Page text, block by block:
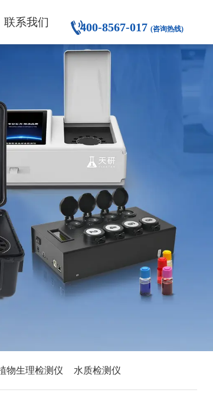
联系我们 400-8567-017 (咨询热线)
物生理检测仪 水质检测仪